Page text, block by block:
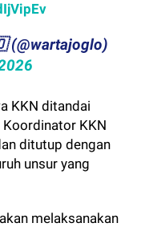
KKN ditandai
KKN
ditutup dengan
unsur yang
melaksanakan